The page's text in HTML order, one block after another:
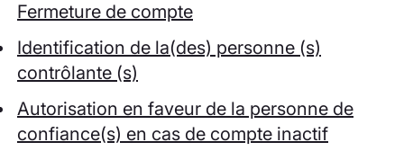
Fermeture de compte
Identification de la(des) personne (s)
contrôlante (s)
Autorisation en faveur de la personne de
confiance(s) en cas de compte inactif